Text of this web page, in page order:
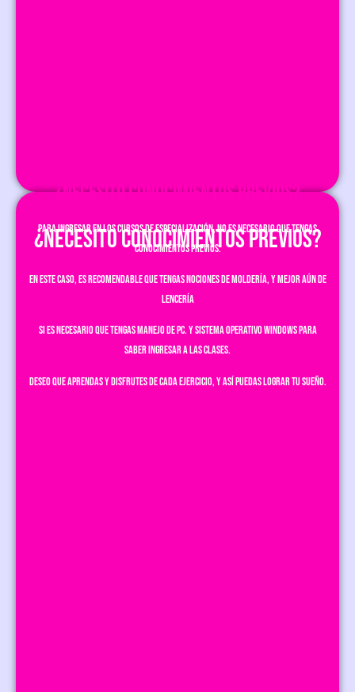
¿NECESITO CONOCIMIENTOS PREVIOS?
¿NECESITO CONOCIMIENTOS PREVIOS?
Para ingresar en los Cursos de Especialización, no es necesario que tengas
conocimientos previos.
En este caso, es recomendable que tengas nociones de Moldería, y mejor aún de
Lencería
Si es necesario que tengas manejo de PC. y sistema operativo Windows para
saber ingresar a las clases.
Deseo que aprendas y disfrutes de cada ejercicio, y así puedas lograr tu sueño.